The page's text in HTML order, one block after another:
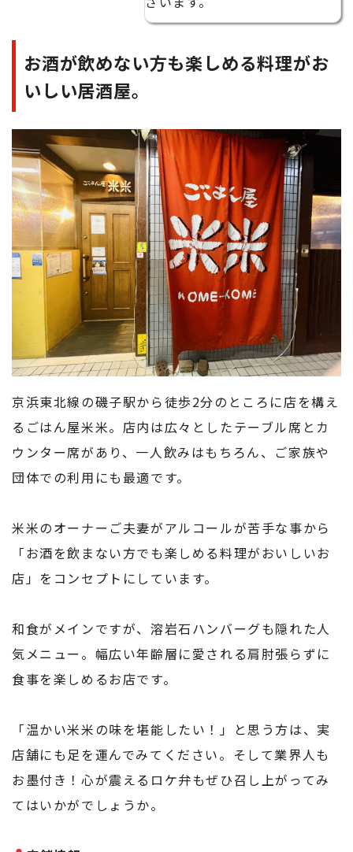
お酒が飲めない方も楽しめる料理がお
いしい居酒屋。
京浜東北線の磯子駅から徒歩2分のところに店を構え
るごはん屋米米。店内は広々としたテーブル席とカ
ウンター席があり、一人飲みはもちろん、ご家族や
団体での利用にも最適です。
米米のオーナーご夫妻がアルコールが苦手な事から
「お酒を飲まない方でも楽しめる料理がおいしいお
店」をコンセプトにしています。
和食がメインですが、溶岩石ハンバーグも隠れた人
気メニュー。幅広い年齢層に愛される肩肘張らずに
食事を楽しめるお店です。
「温かい米米の味を堪能したい！」と思う方は、実
店舗にも足を運んでみてください。そして業界人も
お墨付き！心が震えるロケ弁もぜひ召し上がってみ
てはいかがでしょうか。